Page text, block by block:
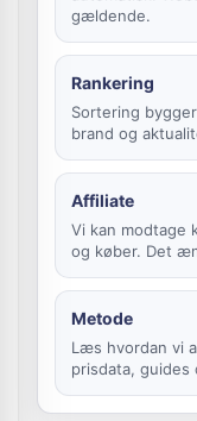
gældende.
Rankering
Sortering
brand og
Affiliate
Vi kan modtage
og køber. Det
Metode
Læs hvordan vi
prisdata, guides